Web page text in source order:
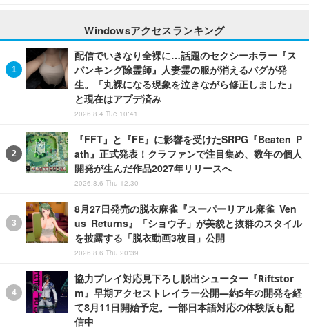
Windowsアクセスランキング
配信でいきなり全裸に…話題のセクシーホラー『ス
パンキング除霊師』人妻霊の服が消えるバグが発
生。「丸裸になる現象を泣きながら修正しました」
と現在はアプデ済み
2026.8.4 Tue 10:41
『FFT』と『FE』に影響を受けたSRPG『Beaten P
ath』正式発表！クラファンで注目集め、数年の個人
開発が生んだ作品2027年リリースへ
2026.8.6 Thu 12:30
8月27日発売の脱衣麻雀『スーパーリアル麻雀 Ven
us Returns』「ショウ子」が美貌と抜群のスタイル
を披露する「脱衣動画3枚目」公開
2026.8.6 Thu 20:39
協力プレイ対応見下ろし脱出シューター『Riftstor
m』早期アクセストレイラー公開―約5年の開発を経
て8月11日開始予定。一部日本語対応の体験版も配
信中